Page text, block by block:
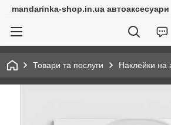
mandarinka-shop.in.ua автоаксесуари
Товари та послуги Наклейки на